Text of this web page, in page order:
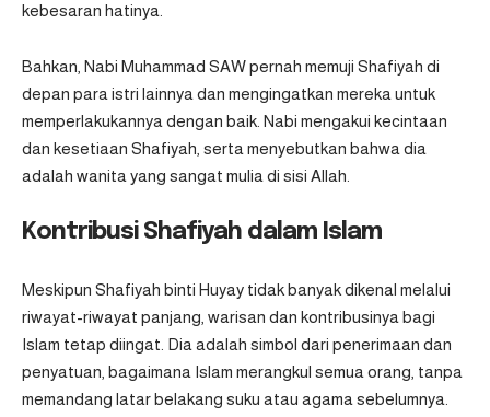
kebesaran hatinya.
Bahkan, Nabi Muhammad SAW pernah memuji Shafiyah di
depan para istri lainnya dan mengingatkan mereka untuk
memperlakukannya dengan baik. Nabi mengakui kecintaan
dan kesetiaan Shafiyah, serta menyebutkan bahwa dia
adalah wanita yang sangat mulia di sisi Allah.
Kontribusi Shafiyah dalam Islam
Meskipun Shafiyah binti Huyay tidak banyak dikenal melalui
riwayat-riwayat panjang, warisan dan kontribusinya bagi
Islam tetap diingat. Dia adalah simbol dari penerimaan dan
penyatuan, bagaimana Islam merangkul semua orang, tanpa
memandang latar belakang suku atau agama sebelumnya.